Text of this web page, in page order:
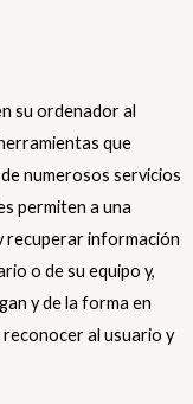
su ordenador al
que
numerosos servicios
permiten a una
recuperar información
o de su equipo y,
y de la forma en
al usuario y